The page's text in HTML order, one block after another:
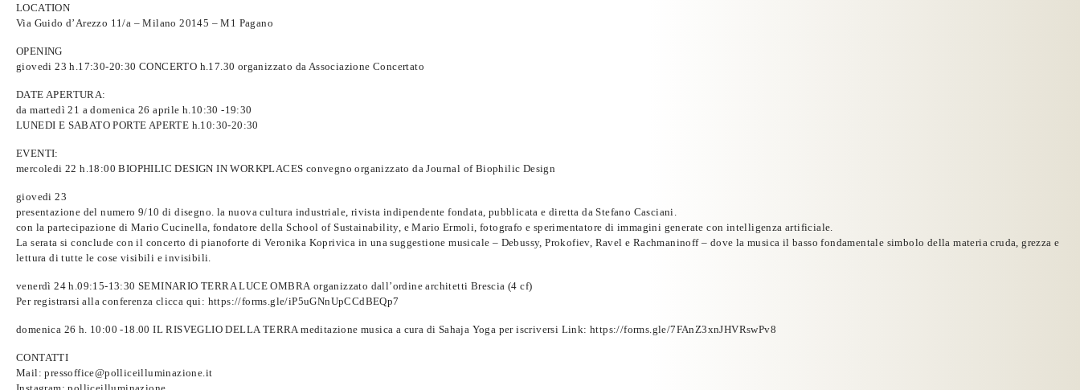
LOCATION
Via Guido d’Arezzo 11/a – Milano 20145 – M1 Pagano
OPENING
giovedi 23 h.17:30-20:30 CONCERTO h.17.30 organizzato da Associazione Concertato
DATE APERTURA:
da martedì 21 a domenica 26 aprile h.10:30 -19:30
LUNEDI E SABATO PORTE APERTE h.10:30-20:30
EVENTI:
mercoledi 22 h.18:00 BIOPHILIC DESIGN IN WORKPLACES convegno organizzato da Journal of Biophilic Design
giovedi 23
presentazione del numero 9/10 didisegno. la nuova cultura industriale, rivista indipendente fondata, pubblicata e diretta daStefano Casciani.
con la partecipazione di Mario Cucinella, fondatore della School of Sustainability, eMario Ermoli, fotografo e sperimentatore di immagini generate con intelligenza artificiale.
La serata si conclude con il concerto di pianoforte di Veronika Koprivica in una suggestione musicale – Debussy, Prokofiev, Ravel e Rachmaninoff – dove la musica il basso fondamentale simbolo della materia cruda, grezza e
lettura di tutte le cose visibili e invisibili.
venerdì 24 h.09:15-13:30 SEMINARIO TERRA LUCE OMBRAorganizzato dall’ordine architetti Brescia (4 cf)
Per registrarsi alla conferenza clicca qui: https://forms.gle/iP5uGNnUpCCdBEQp7
domenica 26 h. 10:00 -18.00 IL RISVEGLIO DELLA TERRA meditazione musica a cura di Sahaja Yoga per iscriversi Link:https://forms.gle/7FAnZ3xnJHVRswPv8
CONTATTI
Mail:pressoffice@polliceilluminazione.it